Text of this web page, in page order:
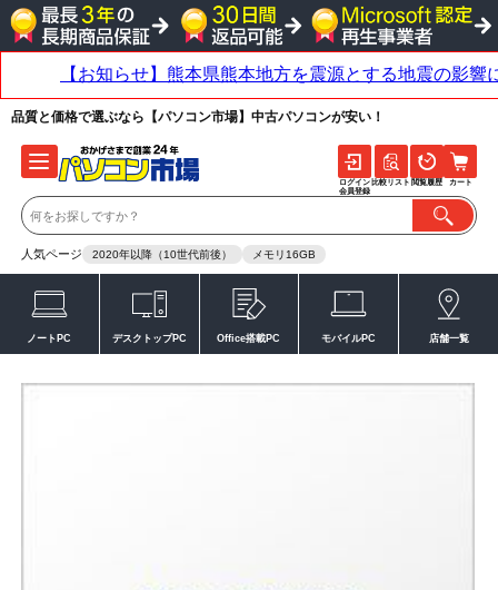
品質と価格で選ぶなら【パソコン市場】中古パソコンが安い！
人気ページ 2020年以降（10世代前後） メモリ16GB
ログイン
会員登録
比較リスト 閲覧履歴 カート
ノートPC デスクトップPC Office搭載PC モバイルPC 店舗一覧